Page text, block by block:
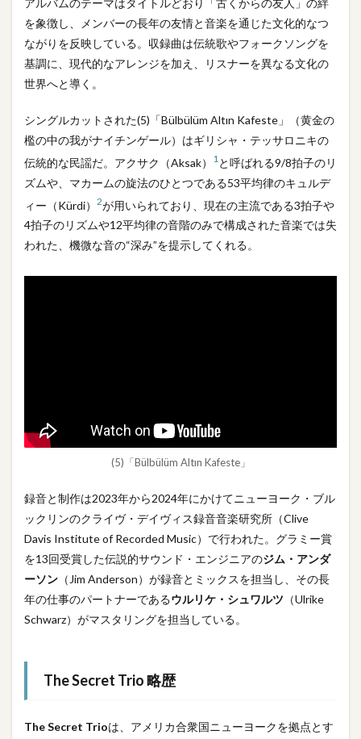
アルバムのテーマはタイトルどおり「古くからの友人」の絆
を象徴し、メンバーの長年の友情と音楽を通じた文化的なつ
ながりを反映している。収録曲は伝統歌やフォークソングを
基調に、現代的なアレンジを加え、リスナーを異なる文化の
世界へと導く。
シングルカットされた(5)「Bülbülüm Altın Kafeste」（黄金の
檻の中の我がナイチンゲール）はギリシャ・テッサロニキの
伝統的な民謡だ。アクサク（Aksak）
1 と呼ばれる9/8拍子のリ
ズムや、マカームの旋法のひとつである53平均律のキュルデ
ィー（Kürdi）
2が用いられており、現在の主流である3拍子や
4拍子のリズムや12平均律の音階のみで構成された音楽では失
われた、機微な音の“深み”を提示してくれる。
(5)「Bülbülüm Altın Kafeste」
録音と制作は2023年から2024年にかけてニューヨーク・ブル
ックリンのクライヴ・デイヴィス録音音楽研究所（Clive
Davis Institute of Recorded Music）で行われた。グラミー賞
を13回受賞した伝説的サウンド・エンジニアのジム・アンダ
ーソン （Jim Anderson）が録音とミックスを担当し、その長
年の仕事のパートナーであるウルリケ・シュワルツ （Ulrike
Schwarz）がマスタリングを担当している。
The Secret Trio 略歴
The Secret Trioは、アメリカ合衆国ニューヨークを拠点とす